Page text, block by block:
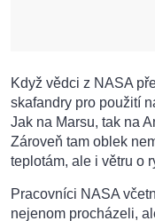
Když vědci z NASA
skafandry pro použití
Jak na Marsu, tak na
Zároveň tam oblek
teplotám, ale i větru o
Pracovníci NASA
nejenom procházeli,